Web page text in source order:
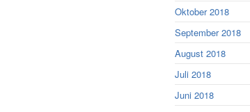
Oktober 2018
September 2018
August 2018
Juli 2018
Juni 2018